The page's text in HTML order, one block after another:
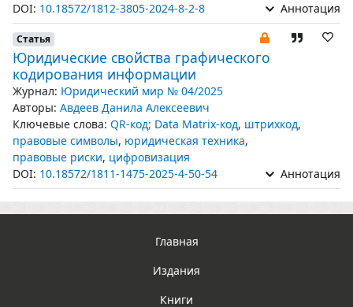
DOI: 10.18572/1812-3805-2024-8-2-8 Аннотация
Статья
Юридические свойства графического
кодирования информации
Журнал: Юридический мир № 04/2025
Авторы: Авдеев Данила Алексеевич
Ключевые слова: QR-код; Data Matrix-код, штрихкод,
правовые символы, юридическая техника,
правовые риски, цифровизация
DOI: 10.18572/1811-1475-2025-4-50-54 Аннотация
Главная
Издания
Книги